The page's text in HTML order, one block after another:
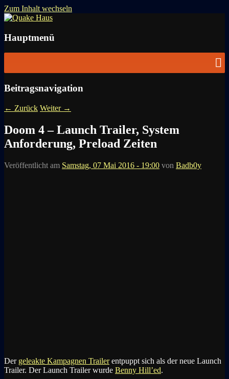
Zum Inhalt wechseln
Quake Haus
Hauptmenü
Beitragsnavigation
← Zurück Weiter →
Doom 4 – Launch Trailer, System
Anforderung, Preload Zeiten
Veröffentlicht am Samstag, 07 Mai 2016 - 19:00 von Badb0y
Der geleakte Kampagnen Trailerentpuppt sich als der neue Launch
Trailer. Der Launch Trailer wurde Benny Hill’ed.